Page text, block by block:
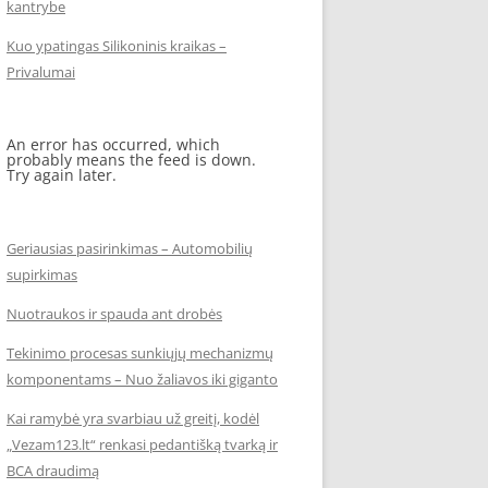
kantrybe
Kuo ypatingas Silikoninis kraikas –
Privalumai
An error has occurred, which
probably means the feed is down.
Try again later.
Geriausias pasirinkimas – Automobilių
supirkimas
Nuotraukos ir spauda ant drobės
Tekinimo procesas sunkiųjų mechanizmų
komponentams – Nuo žaliavos iki giganto
Kai ramybė yra svarbiau už greitį, kodėl
„Vezam123.lt“ renkasi pedantišką tvarką ir
BCA draudimą